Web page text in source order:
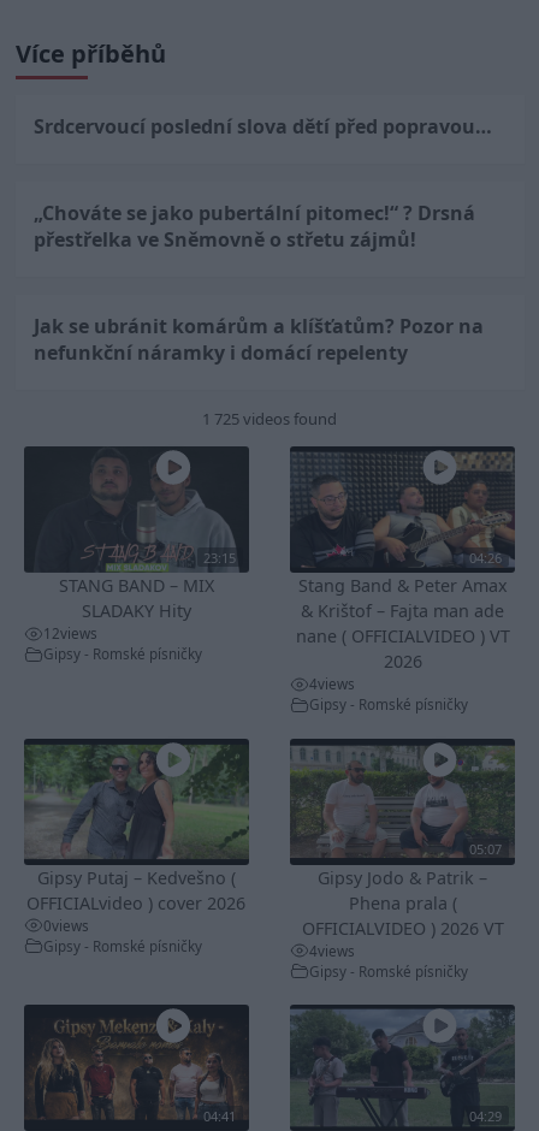
Více příběhů
Srdcervoucí poslední slova dětí před popravou…
„Chováte se jako pubertální pitomec!“ ? Drsná
přestřelka ve Sněmovně o střetu zájmů!
Jak se ubránit komárům a klíšťatům? Pozor na
nefunkční náramky i domácí repelenty
1 725 videos found
23:15
STANG BAND – MIX
SLADAKY Hity
12views
Gipsy - Romské písničky
04:26
Stang Band & Peter Amax
& Krištof – Fajta man ade
nane ( OFFICIALVIDEO ) VT
2026
4views
Gipsy - Romské písničky
Gipsy Putaj – Kedvešno (
OFFICIALvideo ) cover 2026
0views
Gipsy - Romské písničky
05:07
Gipsy Jodo & Patrik –
Phena prala (
OFFICIALVIDEO ) 2026 VT
4views
Gipsy - Romské písničky
04:41 04:29